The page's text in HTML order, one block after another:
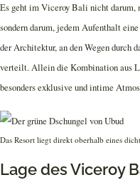
Es geht im Viceroy Bali nicht darum,
sondern darum, jedem Aufenthalt
der Architektur, an den Wegen durch
verteilt. Allein die Kombination aus
besonders exklusive und intime
Das Resort liegt direkt oberhalb eines
Lage des Viceroy